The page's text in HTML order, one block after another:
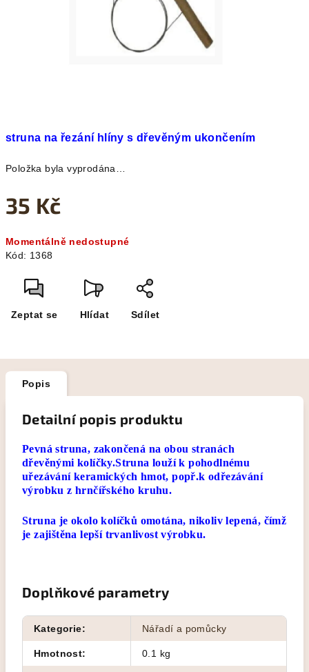
struna na řezání hlíny s dřevěným ukončením
Položka byla vyprodána…
35 Kč
cena:
Momentálně nedostupné
Kód: 1368
Zeptat se Hlídat Sdílet
Popis
Detailní popis produktu
Pevná struna, zakončená na obou stranách
dřevěnými kolíčky.Struna louží k pohodlnému
uřezávání keramických hmot, popř.k odřezávání
výrobku z hrnčířského kruhu.
Struna je okolo kolíčků omotána, nikoliv lepená, čímž
je zajištěna lepší trvanlivost výrobku.
Doplňkové parametry
Kategorie: Nářadí a pomůcky
Hmotnost: 0.1 kg